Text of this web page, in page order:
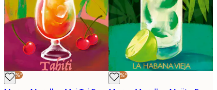
-40%* -40%*